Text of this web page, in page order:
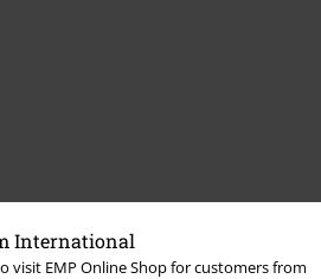
International
visit EMP Online Shop for customers from